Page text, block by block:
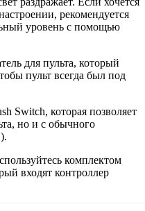
рекомендуется
уровень с помощью
для пульта, который
пульт всегда был под
Switch, которая позволяет
но и с обычного
комплектом
входят контроллер